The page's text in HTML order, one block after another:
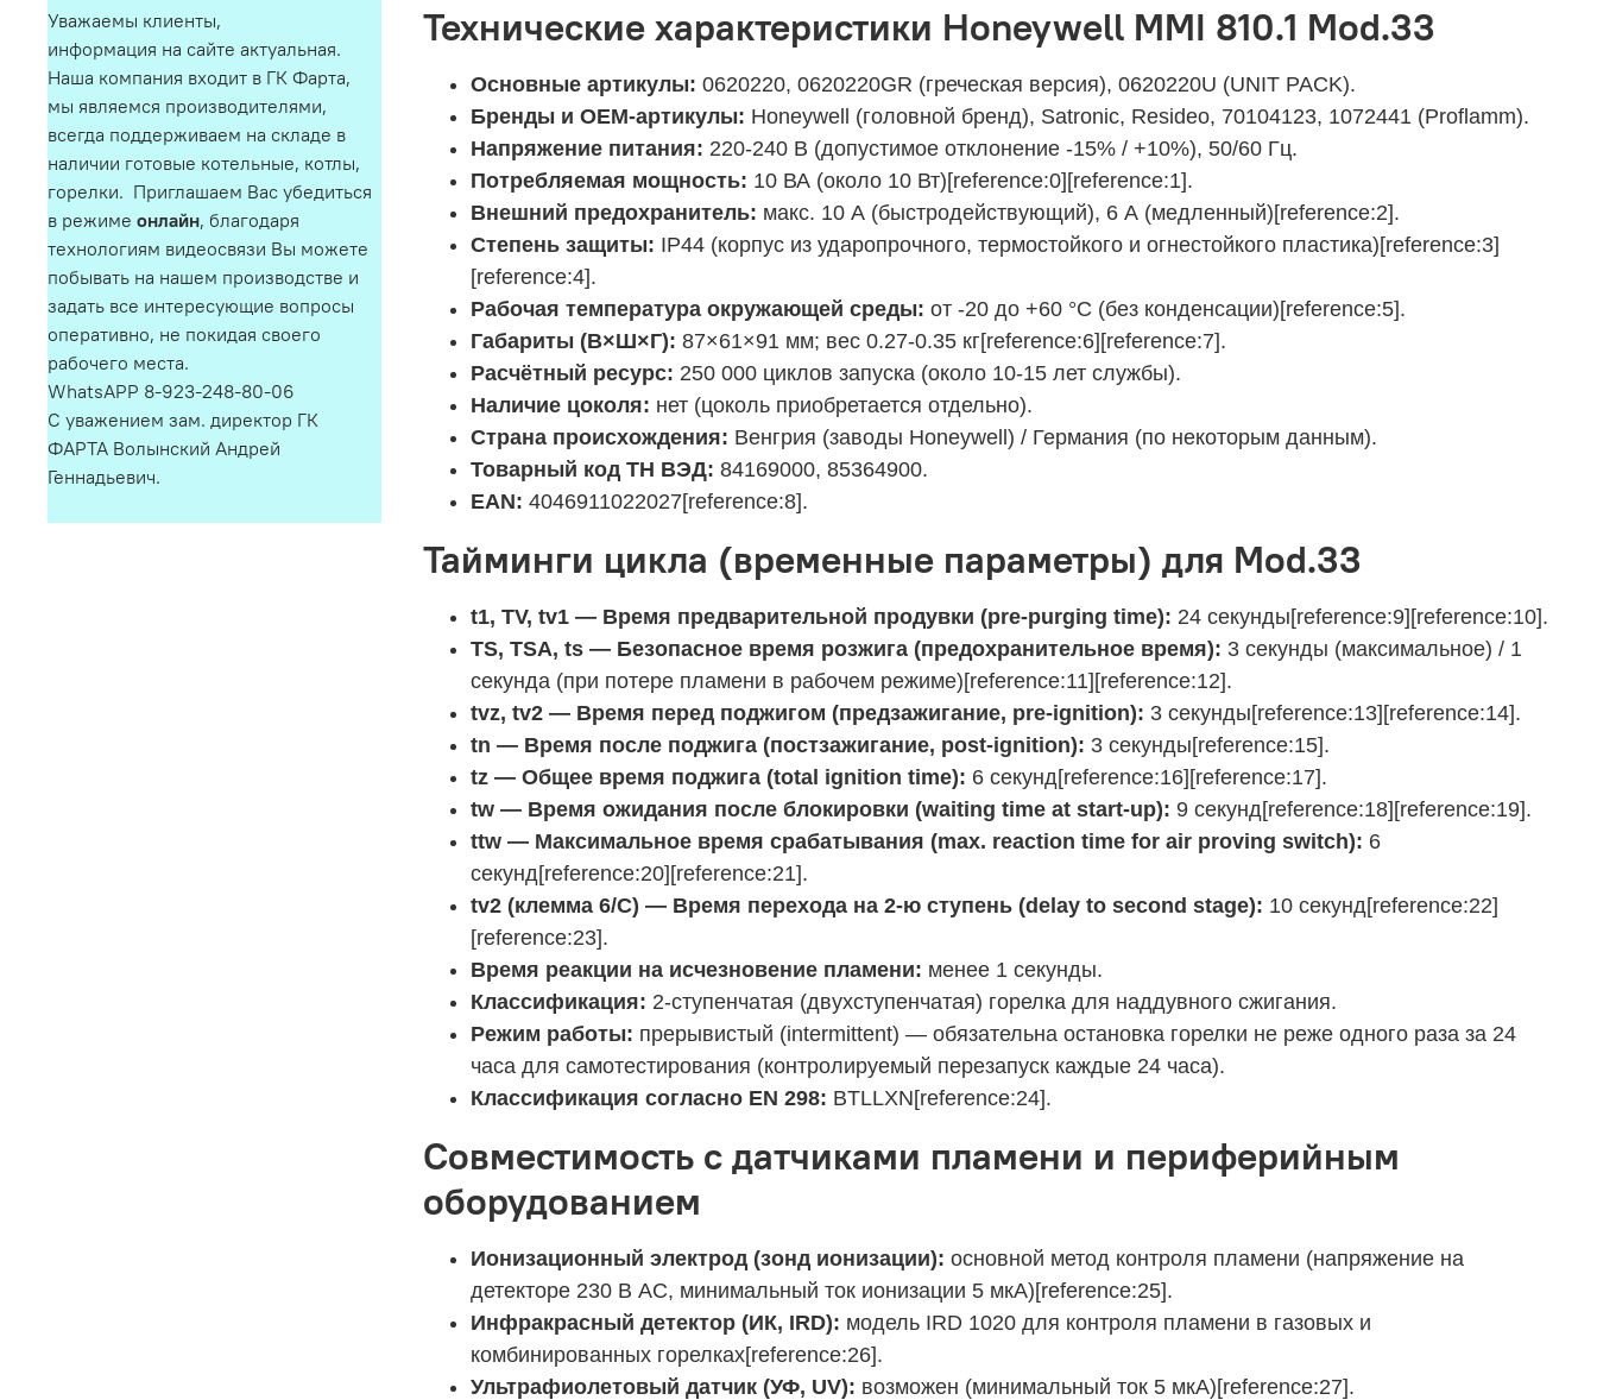
Технические характеристики Honeywell MMI 810.1 Mod.33
Основные артикулы: 0620220, 0620220GR (греческая версия), 0620220U (UNIT PACK).
Бренды и OEM-артикулы: Honeywell (головной бренд), Satronic, Resideo, 70104123, 1072441 (Proflamm).
Напряжение питания: 220-240 В (допустимое отклонение -15% / +10%), 50/60 Гц.
Потребляемая мощность: 10 ВА (около 10 Вт)[reference:0][reference:1].
Внешний предохранитель: макс. 10 А (быстродействующий), 6 А (медленный)[reference:2].
Степень защиты: IP44 (корпус из ударопрочного, термостойкого и огнестойкого пластика)[reference:3]
[reference:4].
Рабочая температура окружающей среды: от -20 до +60 °C (без конденсации)[reference:5].
Габариты (В×Ш×Г): 87×61×91 мм; вес 0.27-0.35 кг[reference:6][reference:7].
Расчётный ресурс: 250 000 циклов запуска (около 10-15 лет службы).
Наличие цоколя: нет (цоколь приобретается отдельно).
Страна происхождения: Венгрия (заводы Honeywell) / Германия (по некоторым данным).
Товарный код ТН ВЭД: 84169000, 85364900.
EAN: 4046911022027[reference:8].
Тайминги цикла (временные параметры) для Mod.33
t1, TV, tv1 — Время предварительной продувки (pre‑purging time): 24 секунды[reference:9][reference:10].
TS, TSA, ts — Безопасное время розжига (предохранительное время): 3 секунды (максимальное) / 1
секунда (при потере пламени в рабочем режиме)[reference:11][reference:12].
tvz, tv2 — Время перед поджигом (предзажигание, pre‑ignition): 3 секунды[reference:13][reference:14].
tn — Время после поджига (постзажигание, post‑ignition): 3 секунды[reference:15].
tz — Общее время поджига (total ignition time): 6 секунд[reference:16][reference:17].
tw — Время ожидания после блокировки (waiting time at start‑up): 9 секунд[reference:18][reference:19].
ttw — Максимальное время срабатывания (max. reaction time for air proving switch): 6
секунд[reference:20][reference:21].
tv2 (клемма 6/C) — Время перехода на 2-ю ступень (delay to second stage): 10 секунд[reference:22]
[reference:23].
Время реакции на исчезновение пламени: менее 1 секунды.
Классификация: 2-ступенчатая (двухступенчатая) горелка для наддувного сжигания.
Режим работы: прерывистый (intermittent) — обязательна остановка горелки не реже одного раза за 24
часа для самотестирования (контролируемый перезапуск каждые 24 часа).
Классификация согласно EN 298: BTLLXN[reference:24].
Совместимость с датчиками пламени и периферийным
оборудованием
Ионизационный электрод (зонд ионизации): основной метод контроля пламени (напряжение на
детекторе 230 В AC, минимальный ток ионизации 5 мкА)[reference:25].
Инфракрасный детектор (ИК, IRD): модель IRD 1020 для контроля пламени в газовых и
комбинированных горелках[reference:26].
Ультрафиолетовый датчик (УФ, UV): возможен (минимальный ток 5 мкА)[reference:27].
Уважаемы клиенты,
информация на сайте актуальная.
Наша компания входит в ГК Фарта,
мы являемся производителями,
всегда поддерживаем на складе в
наличии готовые котельные, котлы,
горелки. Приглашаем Вас убедиться
в режиме онлайн, благодаря
технологиям видеосвязи Вы можете
побывать на нашем производстве и
задать все интересующие вопросы
оперативно, не покидая своего
рабочего места.
WhatsAPP 8-923-248-80-06
С уважением зам. директор ГК
ФАРТА Волынский Андрей
Геннадьевич.